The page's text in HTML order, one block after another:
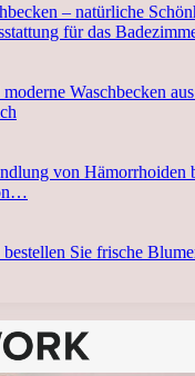
– natürliche
für das
Waschbecken
von Hämorrhoiden
Sie frische